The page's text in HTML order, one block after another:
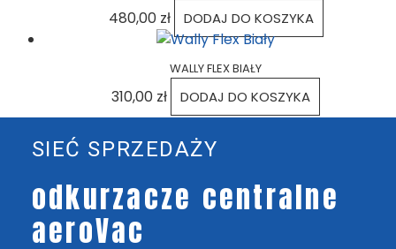
480,00 zł DODAJ DO KOSZYKA
WALLY FLEX BIAŁY
310,00 zł DODAJ DO KOSZYKA
SIEĆ SPRZEDAŻY
odkurzacze centralne
aeroVac